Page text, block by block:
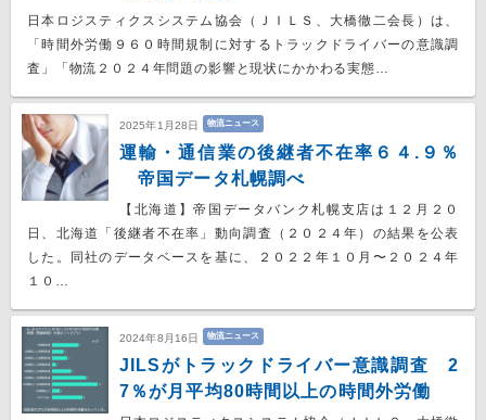
日本ロジスティクスシステム協会（ＪＩＬＳ、大橋徹二会長）は、
「時間外労働９６０時間規制に対するトラックドライバーの意識調
査」「物流２０２４年問題の影響と現状にかかわる実態…
2025年1月28日 物流ニュース
運輸・通信業の後継者不在率６４.９％
帝国データ札幌調べ
【北海道】帝国データバンク札幌支店は１２月２０
日、北海道「後継者不在率」動向調査（２０２４年）の結果を公表
した。同社のデータベースを基に、２０２２年１０月〜２０２４年
１０…
2024年8月16日 物流ニュース
JILSがトラックドライバー意識調査 2
7％が月平均80時間以上の時間外労働